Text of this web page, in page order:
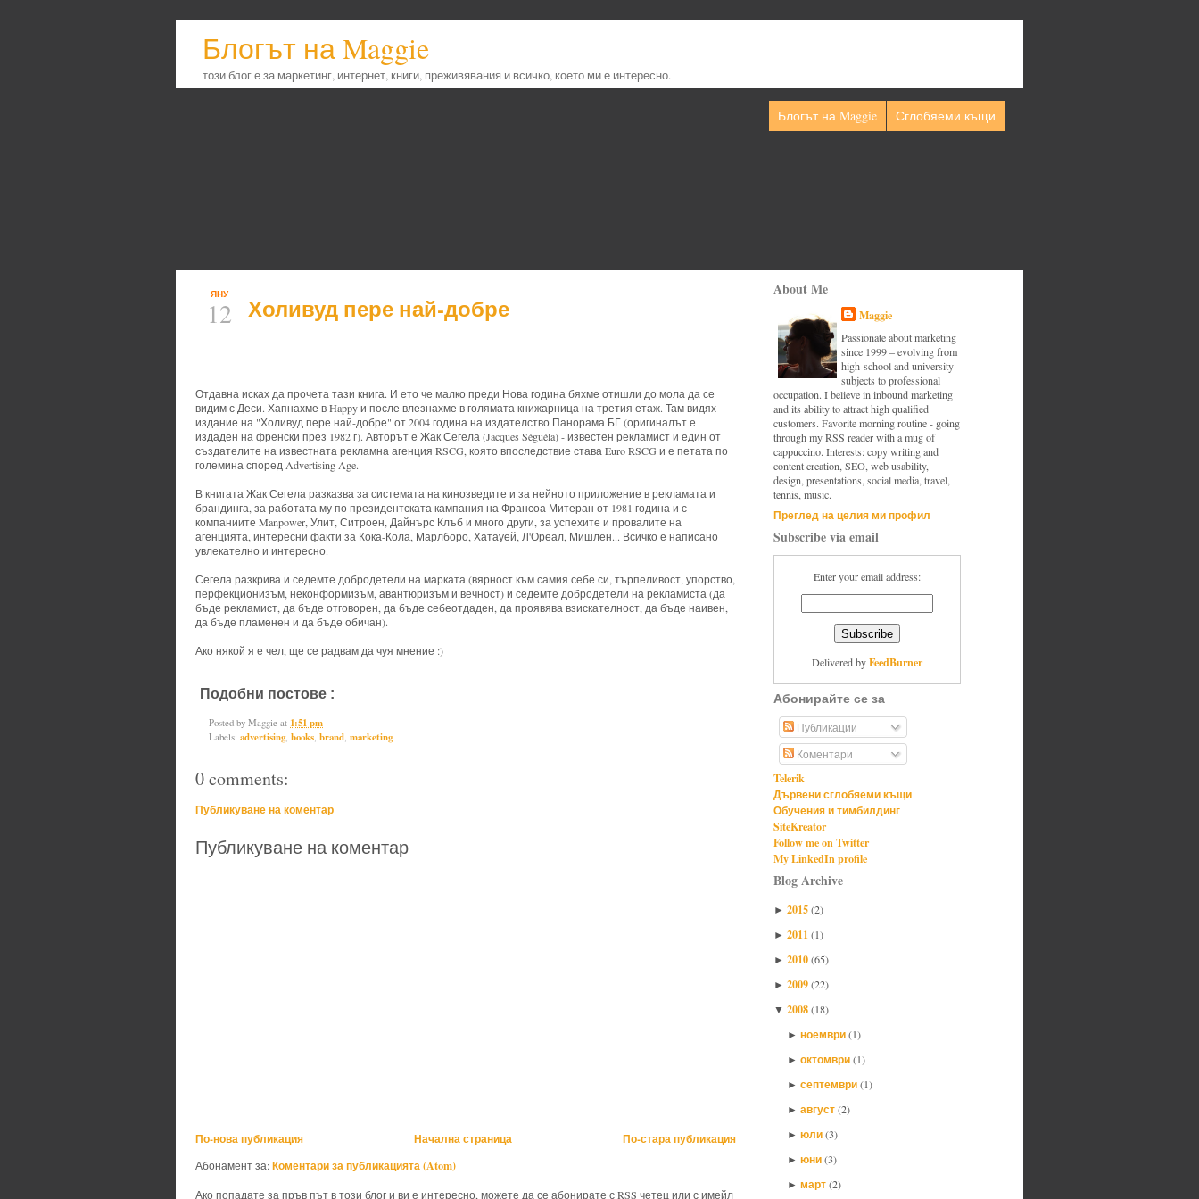
Блогът на Maggie
този блог е за маркетинг, интернет, книги, преживявания и всичко, което ми е интересно.
Блогът на Maggie Сглобяеми къщи
ЯНУ
12 Холивуд пере най-добре
Отдавна исках да прочета тази книга. И ето че малко преди Нова година бяхме отишли до мола да се
видим с Деси. Хапнахме в Happy и после влезнахме в голямата книжарница на третия етаж. Там видях
издание на "Холивуд пере най-добре" от 2004 година на издателство Панорама БГ (оригиналът е
издаден на френски през 1982 г). Авторът е Жак Сегела (Jacques Séguéla) - известен рекламист и един от
създателите на известната рекламна агенция RSCG, която впоследствие става Euro RSCG и е петата по
големина според Advertising Age.
В книгата Жак Сегела разказва за системата на кинозведите и за нейното приложение в рекламата и
брандинга, за работата му по президентската кампания на Франсоа Митеран от 1981 година и с
компаниите Manpower, Улит, Ситроен, Дайнърс Клъб и много други, за успехите и провалите на
агенцията, интересни факти за Кока-Кола, Марлборо, Хатауей, Л'Ореал, Мишлен... Всичко е написано
увлекателно и интересно.
Сегела разкрива и седемте добродетели на марката (вярност към самия себе си, търпеливост, упорство,
перфекционизъм, неконформизъм, авантюризъм и вечност) и седемте добродетели на рекламиста (да
бъде рекламист, да бъде отговорен, да бъде себеотдаден, да проявява взискателност, да бъде наивен,
да бъде пламенен и да бъде обичан).
Ако някой я е чел, ще се радвам да чуя мнение :)
Подобни постове :
Posted by Maggie at 1:51 pm
Labels: advertising, books, brand, marketing
0 comments:
Публикуване на коментар
Публикуване на коментар
По-нова публикация По-стара публикация
Начална страница
Абонамент за:Коментари за публикацията (Atom)
Ако попадате за пръв път в този блог и ви е интересно, можете да се абонирате с RSS четец или с имейл
About Me
Maggie
Passionate about marketing
since 1999 – evolving from
high-school and university
subjects to professional
occupation. I believe in inbound marketing
and its ability to attract high qualified
customers. Favorite morning routine - going
through my RSS reader with a mug of
cappuccino. Interests: copy writing and
content creation, SEO, web usability,
design, presentations, social media, travel,
tennis, music.
Преглед на целия ми профил
Subscribe via email
Enter your email address:
Delivered byFeedBurner
Абонирайте се за
Публикации
Коментари
Telerik
Дървени сглобяеми къщи
Обучения и тимбилдинг
SiteKreator
Follow me on Twitter
My LinkedIn profile
Blog Archive
► 2015(2)
► 2011(1)
► 2010(65)
► 2009(22)
▼ 2008(18)
► ноември(1)
► октомври(1)
► септември(1)
► август(2)
► юли(3)
► юни(3)
► март(2)